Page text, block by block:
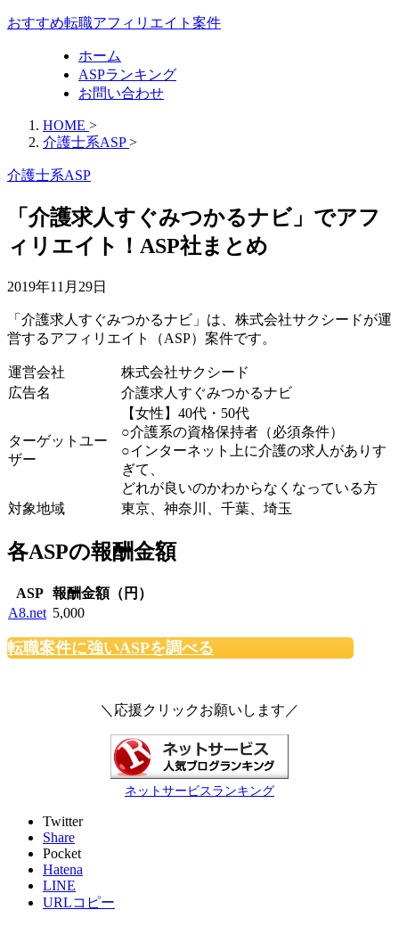
おすすめ転職アフィリエイト案件
ホーム
ASPランキング
お問い合わせ
HOME >
介護士系ASP >
介護士系ASP
「介護求人すぐみつかるナビ」でアフ
ィリエイト！ASP社まとめ
2019年11月29日
「介護求人すぐみつかるナビ」は、株式会社サクシードが運
営するアフィリエイト（ASP）案件です。
運営会社
株式会社サクシード
広告名
介護求人すぐみつかるナビ
ターゲットユー
ザー
【女性】40代・50代
○介護系の資格保持者（必須条件）
○インターネット上に介護の求人がありす
ぎて、
どれが良いのかわからなくなっている方
対象地域
東京、神奈川、千葉、埼玉
各ASPの報酬金額
ASP
報酬金額（円）
A8.net 5,000
転職案件に強いASPを調べる
＼応援クリックお願いします／
ネットサービスランキング
Twitter
Share
Pocket
Hatena
LINE
URLコピー